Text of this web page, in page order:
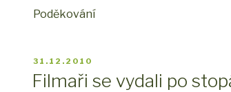
Poděkování
PUBLIKOVÁNO
31.12.2010
Filmaři se vydali po